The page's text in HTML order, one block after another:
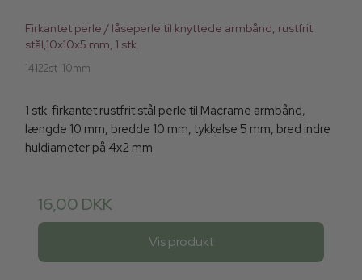
Firkantet perle / låseperle til knyttede armbånd, rustfrit
stål,10x10x5 mm, 1 stk.
14122st-10mm
1 stk. firkantet rustfrit stål perle til Macrame armbånd,
længde 10 mm, bredde 10 mm, tykkelse 5 mm, bred indre
huldiameter på 4x2 mm.
16,00 DKK
Vis produkt